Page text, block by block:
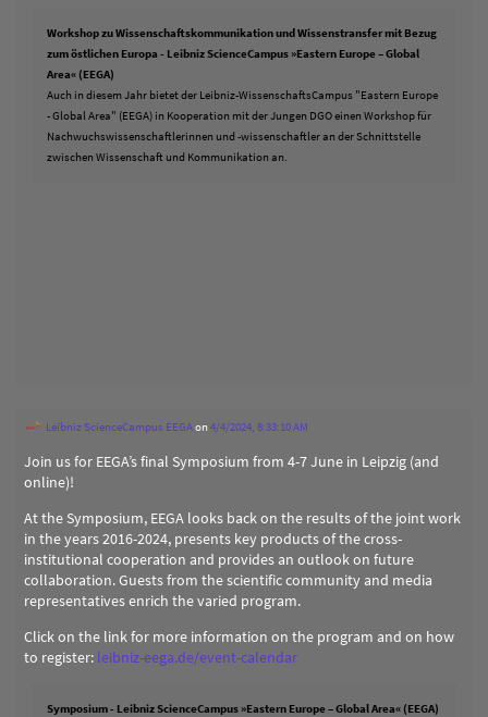
Workshop zu Wissenschaftskommunikation und Wissenstransfer mit Bezug
zum östlichen Europa - Leibniz ScienceCampus »Eastern Europe – Global
Area« (EEGA)
Auch in diesem Jahr bietet der Leibniz-WissenschaftsCampus "Eastern Europe
- Global Area" (EEGA) in Kooperation mit der Jungen DGO einen Workshop für
Nachwuchswissenschaftlerinnen und -wissenschaftler an der Schnittstelle
zwischen Wissenschaft und Kommunikation an.
Leibniz ScienceCampus EEGAon4/4/2024, 8:33:10 AM
Join us for EEGA’s final Symposium from 4-7 June in Leipzig (and
online)!
At the Symposium, EEGA looks back on the results of the joint work
in the years 2016-2024, presents key products of the cross-
institutional cooperation and provides an outlook on future
collaboration. Guests from the scientific community and media
representatives enrich the varied program.
Click on the link for more information on the program and on how
to register: leibniz-eega.de/event-calendar
Symposium - Leibniz ScienceCampus »Eastern Europe – Global Area« (EEGA)